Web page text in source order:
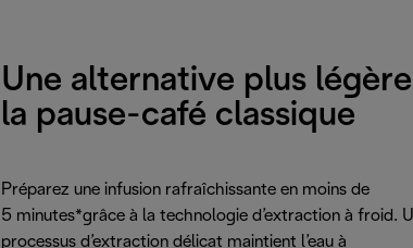
Une alternative plus
la pause-café classique
Préparez une infusion rafraîchissante en moins de
5 minutes*grâce à la technologie d’extraction à froid.
processus d’extraction délicat maintient l’eau à